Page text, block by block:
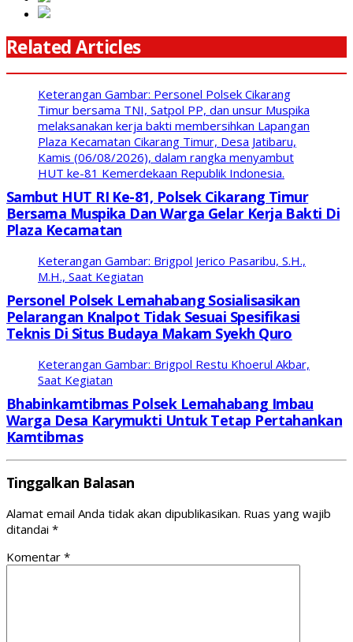
Related Articles
Keterangan Gambar: Personel Polsek Cikarang
Timur bersama TNI, Satpol PP, dan unsur Muspika
melaksanakan kerja bakti membersihkan Lapangan
Plaza Kecamatan Cikarang Timur, Desa Jatibaru,
Kamis (06/08/2026), dalam rangka menyambut
HUT ke-81 Kemerdekaan Republik Indonesia.
Sambut HUT RI Ke-81, Polsek Cikarang Timur
Bersama Muspika Dan Warga Gelar Kerja Bakti Di
Plaza Kecamatan
Keterangan Gambar: Brigpol Jerico Pasaribu, S.H.,
M.H., Saat Kegiatan
Personel Polsek Lemahabang Sosialisasikan
Pelarangan Knalpot Tidak Sesuai Spesifikasi
Teknis Di Situs Budaya Makam Syekh Quro
Keterangan Gambar: Brigpol Restu Khoerul Akbar,
Saat Kegiatan
Bhabinkamtibmas Polsek Lemahabang Imbau
Warga Desa Karymukti Untuk Tetap Pertahankan
Kamtibmas
Tinggalkan Balasan
Alamat email Anda tidak akan dipublikasikan. Ruas yang wajib
ditandai *
Komentar *